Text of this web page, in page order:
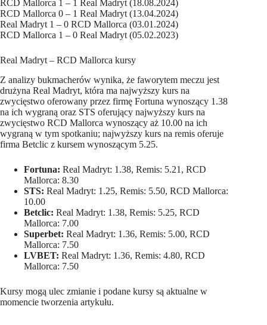
RCD Mallorca 1 – 1 Real Madryt (18.08.2024)
RCD Mallorca 0 – 1 Real Madryt (13.04.2024)
Real Madryt 1 – 0 RCD Mallorca (03.01.2024)
RCD Mallorca 1 – 0 Real Madryt (05.02.2023)
Real Madryt – RCD Mallorca kursy
Z analizy bukmacherów wynika, że faworytem meczu jest
drużyna Real Madryt, która ma najwyższy kurs na
zwycięstwo oferowany przez firmę Fortuna wynoszący 1.38
na ich wygraną oraz STS oferujący najwyższy kurs na
zwycięstwo RCD Mallorca wynoszący aż 10.00 na ich
wygraną w tym spotkaniu; najwyższy kurs na remis oferuje
firma Betclic z kursem wynoszącym 5.25.
Fortuna: Real Madryt: 1.38, Remis: 5.21, RCD
Mallorca: 8.30
STS: Real Madryt: 1.25, Remis: 5.50, RCD Mallorca:
10.00
Betclic: Real Madryt: 1.38, Remis: 5.25, RCD
Mallorca: 7.00
Superbet: Real Madryt: 1.36, Remis: 5.00, RCD
Mallorca: 7.50
LVBET: Real Madryt: 1.36, Remis: 4.80, RCD
Mallorca: 7.50
Kursy mogą ulec zmianie i podane kursy są aktualne w
momencie tworzenia artykułu.